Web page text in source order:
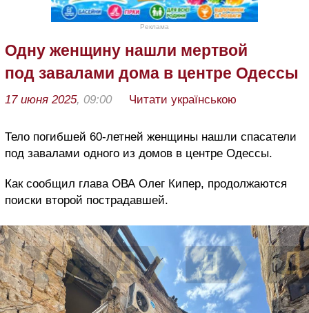
Реклама
Одну женщину нашли мертвой
под завалами дома в центре Одессы
17 июня 2025, 09:00 Читати українською
Тело погибшей 60-летней женщины нашли спасатели
под завалами одного из домов в центре Одессы.
Как сообщил глава ОВА Олег Кипер, продолжаются
поиски второй пострадавшей.